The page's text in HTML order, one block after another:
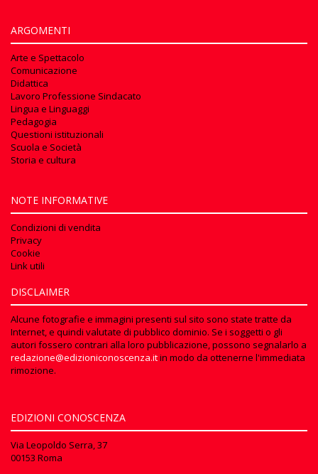
ARGOMENTI
Arte e Spettacolo
Comunicazione
Didattica
Lavoro Professione Sindacato
Lingua e Linguaggi
Pedagogia
Questioni istituzionali
Scuola e Società
Storia e cultura
NOTE INFORMATIVE
Condizioni di vendita
Privacy
Cookie
Link utili
DISCLAIMER
Alcune fotografie e immagini presenti sul sito sono state tratte da
Internet, e quindi valutate di pubblico dominio. Se i soggetti o gli
autori fossero contrari alla loro pubblicazione, possono segnalarlo a
redazione@edizioniconoscenza.itin modo da ottenerne l'immediata
rimozione.
EDIZIONI CONOSCENZA
Via Leopoldo Serra, 37
00153 Roma